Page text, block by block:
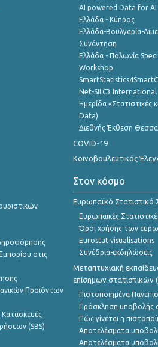
στις
Προϊόντων
Κατασκευές
(SBS)
AI powered Data for
Ελλάδα - Κύπρος
Ελλάδα-Βουλγαρία-
Συνάντηση
Ελλάδα - Πολωνία
Workshop
Net-SILC3
Ημερίδα «Στατιστικές
Data)
Διεθνής Έκθεση
COVID-19
Κοινοβουλευτικός
Στον κόσμο
Ευρωπαϊκό Στατιστικό
Ευρωπαϊκές
Όροι χρήσης των
Eurostat visualisations
Συνέδρια-εκδηλώσεις
Μεταπτυχιακή
επίσημων στατιστικών
Πιστοποιημένα
Πρόσκληση υποβολής
Πώς γίνεται η
Αποτελέσματα
Αποτελέσματα